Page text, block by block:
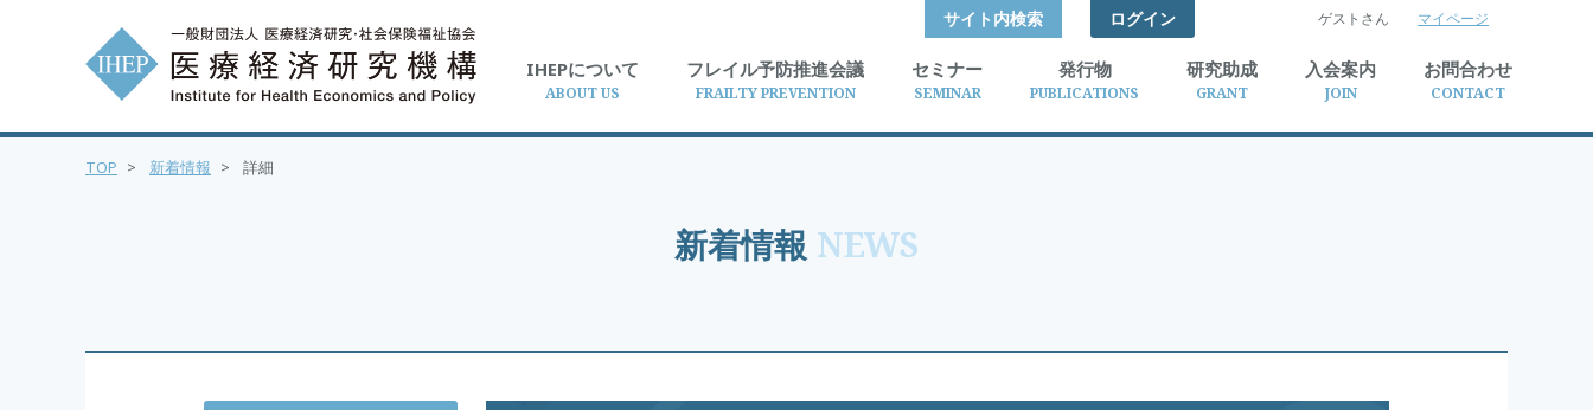
サイト内検索 検索
ログイン ゲストさん マイページ
IHEPについて
ABOUT US
フレイル予防推進会議
FRAILTY PREVENTION
セミナー
SEMINAR
発行物
PUBLICATIONS
研究助成
GRANT
入会案内
JOIN
お問合わせ
CONTACT
新着情報 NEWS
TOP > 新着情報 > 詳細